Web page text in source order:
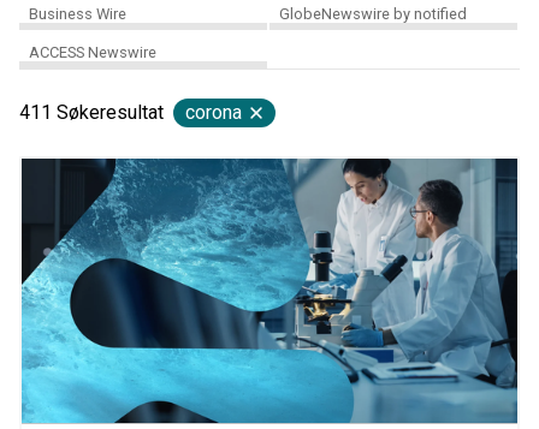
Business Wire GlobeNewswire by notified
ACCESS Newswire
411 Søkeresultat corona